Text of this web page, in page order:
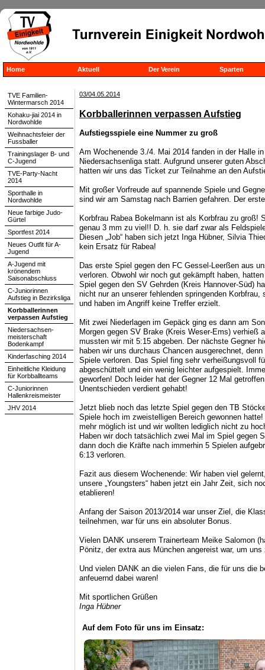
Home Aktuell Der Verein Sparten
03/04.05.2014
Korbballerinnen verpassen Aufstieg
Aufstiegsspiele eine Nummer zu groß
Am Wochenende 3./4. Mai 2014 fanden in der Halle
Niedersachsenliga statt. Aufgrund unserer guten
hatten wir uns das Ticket zur Teilnahme an den
Mit großer Vorfreude auf spannende Spiele und
sind wir am Samstag nach Barrien gefahren. Der
Korbfrau Rabea Bokelmann ist als Korbfrau zu groß!
genau 3 mm zu viel!! D. h. sie darf zwar als
Diesen „Job“ haben sich jetzt Inga Hübner, Silvia
kein Ersatz für Rabea!
Das erste Spiel gegen den FC Gessel-Leerßen aus
verloren. Obwohl wir noch gut gekämpft haben,
Spiel gegen den SV Gehrden (Kreis Hannover-Süd)
nicht nur an unserer fehlenden springenden
und haben im Angriff keine Treffer erzielt.
Mit zwei Niederlagen im Gepäck ging es dann am
Morgen gegen SV Brake (Kreis Weser-Ems) verhieß
mussten wir mit 5:15 abgeben. Der nächste Gegner
haben wir uns durchaus Chancen ausgerechnet,
Spiele verloren. Das Spiel fing sehr verheißungsvoll
abgeschüttelt und ein wenig leichter aufgespielt.
geworfen! Doch leider hat der Gegner 12 Mal
Unentschieden verdient gehabt!
Jetzt blieb noch das letzte Spiel gegen den TB
Spiele hoch im zweistelligen Bereich gewonnen
mehr möglich ist und wir wollten lediglich nicht zu
Haben wir doch tatsächlich zwei Mal im Spiel gegen
dann doch die Kräfte nach immerhin 5 Spielen
6:13 verloren.
Fazit aus diesem Wochenende: Wir haben viel
unsere „Youngsters“ haben jetzt ein Jahr Zeit, sich
etablieren!
Anfang der Saison 2013/2014 war unser Ziel, die
teilnehmen, war für uns ein absoluter Bonus.
Vielen DANK unserem Trainerteam Meike Salomon
Pönitz, der extra aus München angereist war, um
Und vielen DANK an die vielen Fans, die für uns die
anfeuernd dabei waren!
Mit sportlichen Grüßen
Inga Hübner
Auf dem Foto für uns im Einsatz:
TVE Familien-
Wintermarsch 2014
Kohaku-jiai 2014 in
Nordwohlde
Weihnachtsfeier der
Fussballer
Trainingslager B- und
C-Jugend
TVE-Party-Nacht
2014
Sporthalle in
Nordwohlde
Neue farbige Judo-
Gürtel
Sportfest 2014
Neues Outfit für A-
Jugend
A-Jugend mit
krönendem
Saisonabschluss
C-Juniorinnen
Aufstieg in Bezirksliga
Korbballerinnen
verpassen Aufstieg
Niedersachsen-
meisterschaft
Bodenkampf
Kinderfasching 2014
Einheitliche Kleidung
für Korbballteams
C-Juniorinnen
Hallenkreismeister
JHV 2014